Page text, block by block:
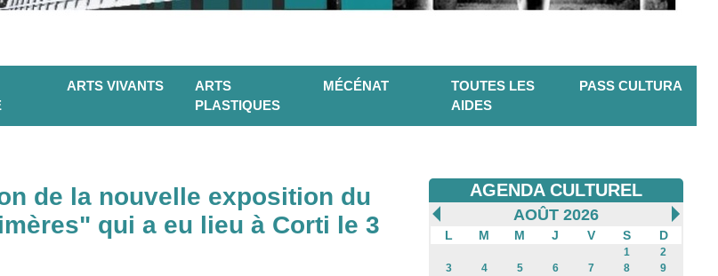
ARTS VIVANTS
ARTS
PLASTIQUES
MÉCÉNAT
TOUTES LES
AIDES
PASS CULTURA
de la nouvelle exposition du
qui a eu lieu à Corti le 3
AGENDA CULTUREL
AOÛT 2026
L M M J V S D
1
2
3
4 5 6 7 8
9